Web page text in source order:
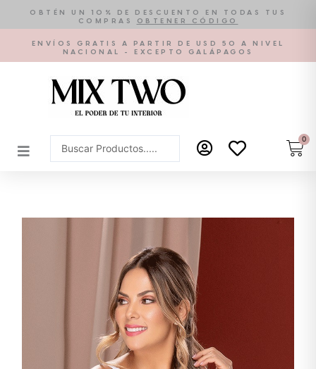
contenido
OBTÉN UN 10% DE DESCUENTO EN TODAS TUS
COMPRAS
OBTENER CÓDIGO
ENVÍOS GRATIS A PARTIR DE USD 50 A NIVEL
NACIONAL - EXCEPTO GALÁPAGOS
Search
...
0